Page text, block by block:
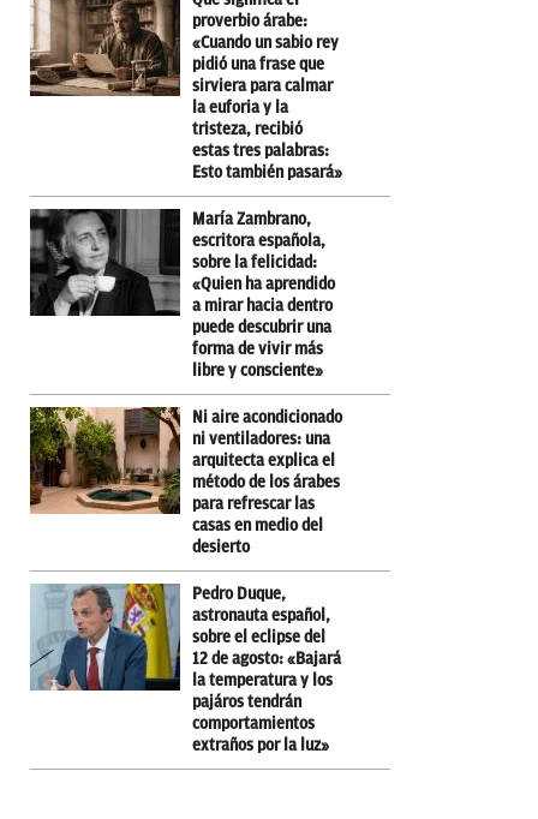
proverbio árabe:
«Cuando un sabio rey
pidió una frase que
sirviera para calmar
la euforia y la
tristeza, recibió
estas tres palabras:
Esto también pasará»
María Zambrano,
escritora española,
sobre la felicidad:
«Quien ha aprendido
a mirar hacia dentro
puede descubrir una
forma de vivir más
libre y consciente»
Ni aire acondicionado
ni ventiladores: una
arquitecta explica el
método de los árabes
para refrescar las
casas en medio del
desierto
Pedro Duque,
astronauta español,
sobre el eclipse del
12 de agosto: «Bajará
la temperatura y los
pajáros tendrán
comportamientos
extraños por la luz»